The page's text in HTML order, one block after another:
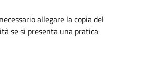
allegare la copia del
se si presenta una pratica